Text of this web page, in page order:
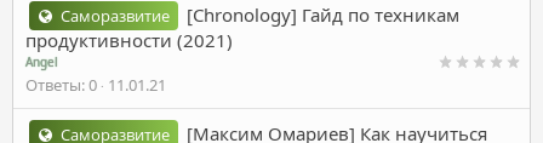
Саморазвитие
[Chronology] Гайд по техникам
продуктивности (2021)
Angel
Ответы 0 11.01.21
Саморазвитие
[Максим Омариев] Как научиться